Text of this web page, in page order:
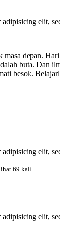
elit,
masa depan.
buta. Dan
besok.
elit,
69 kali
elit,